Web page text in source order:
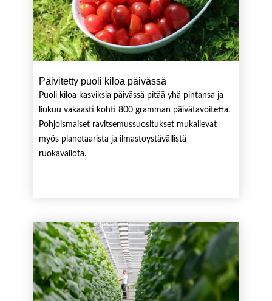
Päivitetty puoli kiloa päivässä
Puoli kiloa kasviksia päivässä pitää yhä pintansa ja
liukuu vakaasti kohti 800 gramman päivätavoitetta.
Pohjoismaiset ravitsemussuositukset mukailevat
myös planetaarista ja ilmastoystävällistä
ruokavaliota.